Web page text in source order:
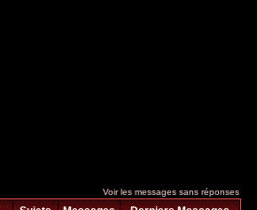
Voir les messages sans réponses